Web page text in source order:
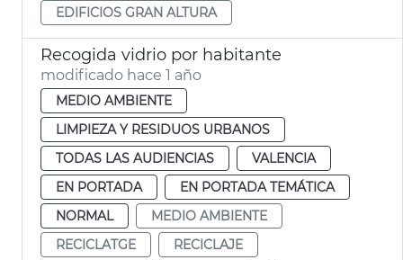
EDIFICIOS GRAN ALTURA
Recogida vidrio por habitante
modificado hace 1 año
MEDIO AMBIENTE
LIMPIEZA Y RESIDUOS URBANOS
TODAS LAS AUDIENCIAS
VALENCIA
EN PORTADA
EN PORTADA TEMÁTICA
NORMAL
MEDIO AMBIENTE
RECICLATGE
RECICLAJE